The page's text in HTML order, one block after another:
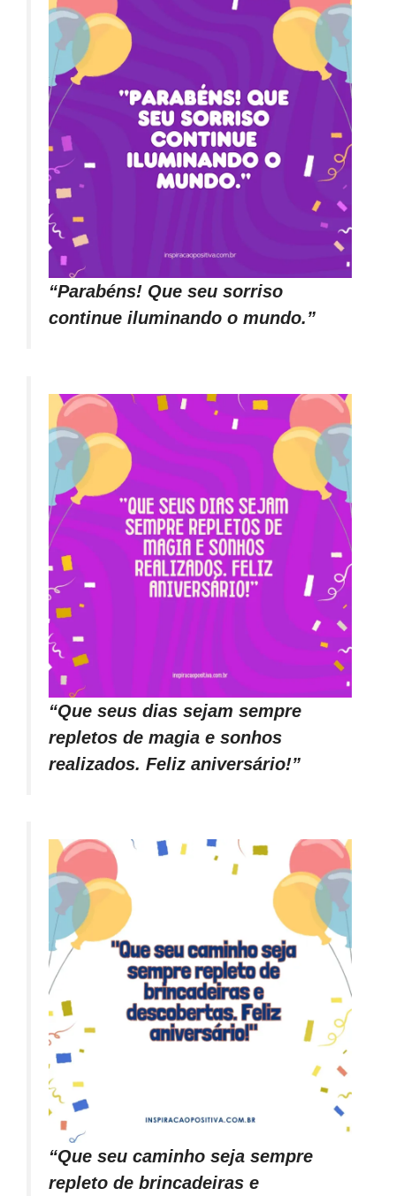
“Parabéns! Que seu sorriso
continue iluminando o mundo.”
“Que seus dias sejam sempre
repletos de magia e sonhos
realizados. Feliz aniversário!”
“Que seu caminho seja sempre
repleto de brincadeiras e